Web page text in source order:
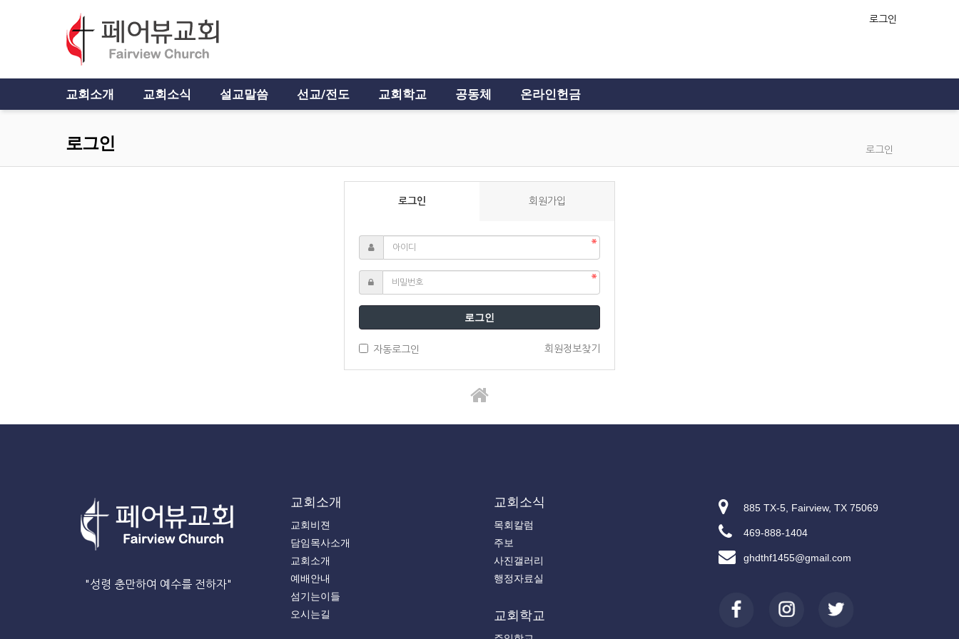
로그인
교회소개 교회소식 설교말씀 선교/전도 교회학교 공동체 온라인헌금
로그인 로그인
로그인 회원가입
로그인
자동로그인 회원정보찾기
"성령 충만하여 예수를 전하자"
교회소개
교회비젼
담임목사소개
교회소개
예배안내
섬기는이들
오시는길
교회소식
목회칼럼
주보
사진갤러리
행정자료실
교회학교
885 TX-5, Fairview, TX 75069
469-888-1404
ghdthf1455@gmail.com